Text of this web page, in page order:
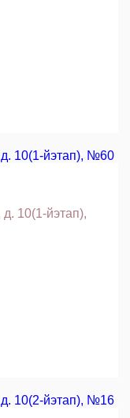
10(1-йэтап),